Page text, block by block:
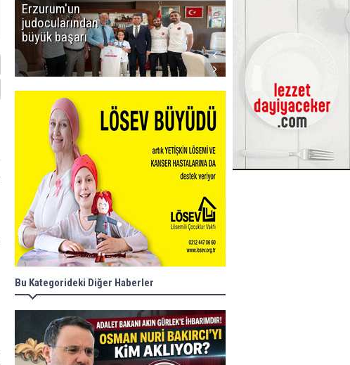
Erzurum'un
judocularından
büyük başarı
Bu Kategorideki Diğer Haberler